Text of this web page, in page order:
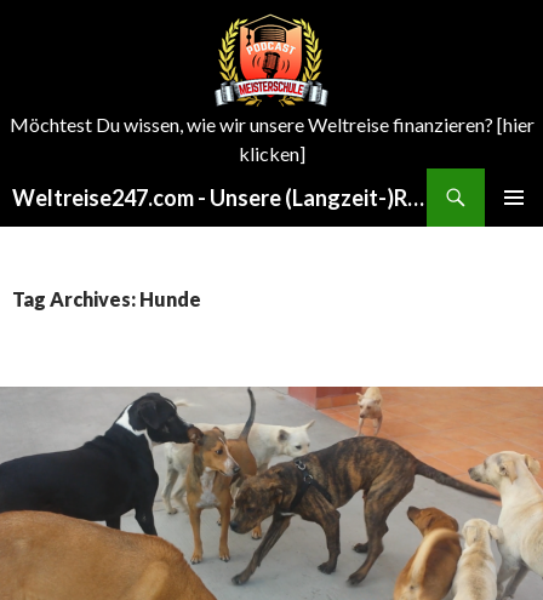
Möchtest Du wissen, wie wir unsere Weltreise finanzieren? [hier
klicken]
Weltreise247.com - Unsere (Langzeit-)Reisen um die Welt
Tag Archives: Hunde